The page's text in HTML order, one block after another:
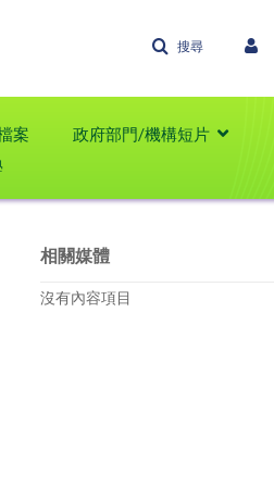
搜尋
案 政府部門/機構短片
相關媒體
沒有內容項目